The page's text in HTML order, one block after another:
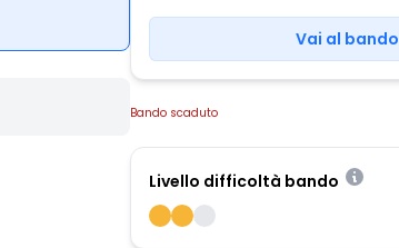
Vai al bando
Bando scaduto
Livello difficoltà bando